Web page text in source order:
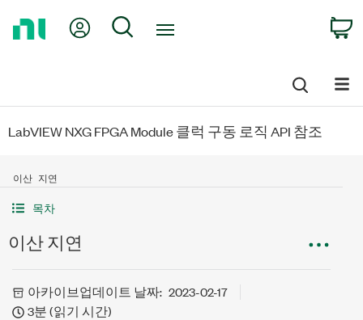
My Account
Search
LabVIEW NXG FPGA Module 클럭 구동 로직 API 참조
이산 지연
목차
이산 지연
아카이브업데이트 날짜: 2023-02-17
3분 (읽기 시간)